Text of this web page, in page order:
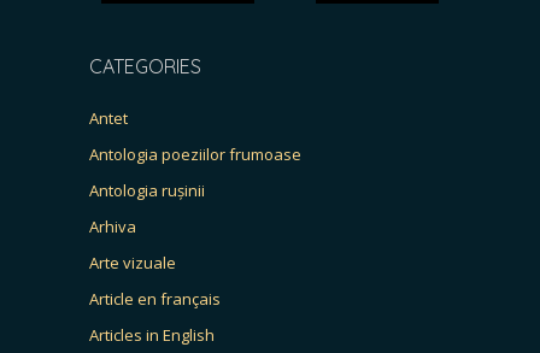
CATEGORIES
Antet
Antologia poeziilor frumoase
Antologia rușinii
Arhiva
Arte vizuale
Article en français
Articles in English